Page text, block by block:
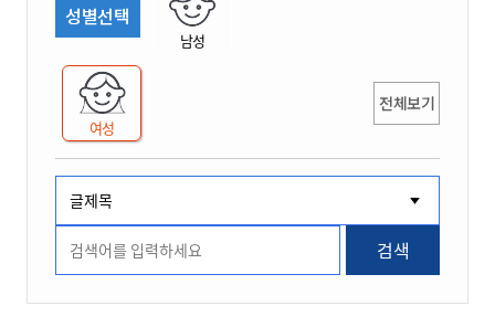
성별선택
남성
여성
전체보기
검색